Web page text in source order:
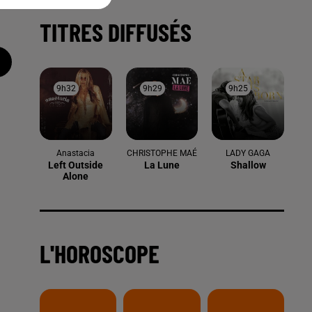
TITRES DIFFUSÉS
9h32
9h32
Anastacia
Left Outside
Alone
9h29
9h29
CHRISTOPHE MAÉ
La Lune
9h25
9h25
LADY GAGA
Shallow
L'HOROSCOPE